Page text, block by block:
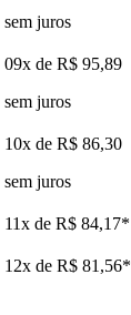
sem juros
09x de R$ 95,89
sem juros
10x de R$ 86,30
sem juros
11x de R$ 84,17*
12x de R$ 81,56*